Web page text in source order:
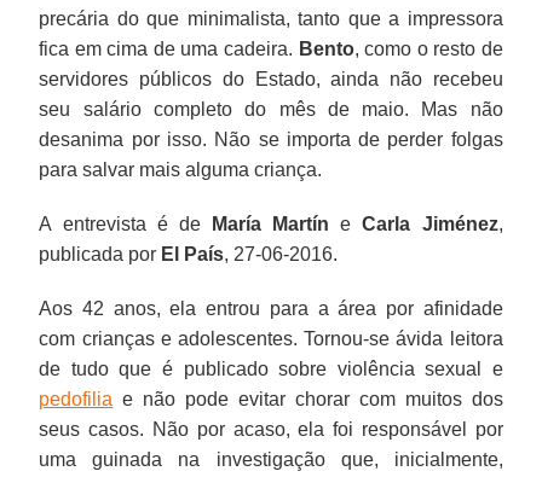
precária do que minimalista, tanto que a impressora
fica em cima de uma cadeira. Bento, como o resto de
servidores públicos do Estado, ainda não recebeu
seu salário completo do mês de maio. Mas não
desanima por isso. Não se importa de perder folgas
para salvar mais alguma criança.
A entrevista é de María Martín eCarla Jiménez,
publicada por El País, 27-06-2016.
Aos 42 anos, ela entrou para a área por afinidade
com crianças e adolescentes. Tornou-se ávida leitora
de tudo que é publicado sobre violência sexual e
pedofilia e não pode evitar chorar com muitos dos
seus casos. Não por acaso, ela foi responsável por
uma guinada na investigação que, inicialmente,